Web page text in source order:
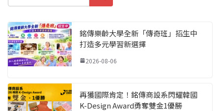
銘傳樂齡大學全新「傳奇班」招生中
打造多元學習新選擇
2026-08-06
再獲國際肯定！銘傳商設系閃耀韓國
K-Design Award勇奪雙金1優勝